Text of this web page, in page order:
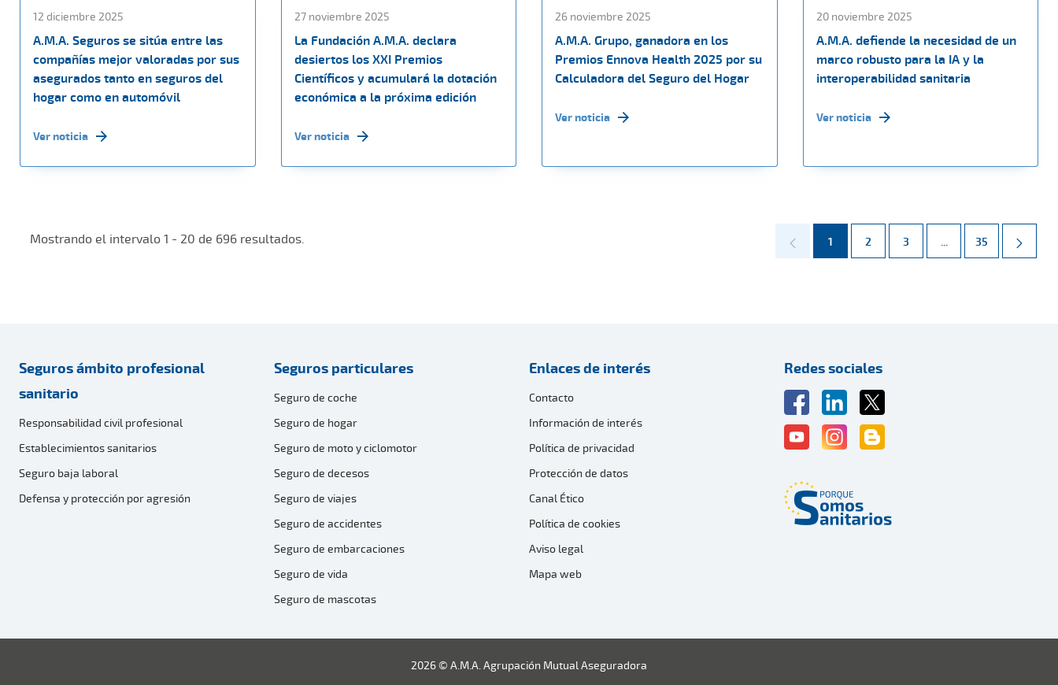
12 diciembre 2025
A.M.A. Seguros se sitúa entre las
compañías mejor valoradas por sus
asegurados tanto en seguros del
hogar como en automóvil
Ver noticia
27 noviembre 2025
La Fundación A.M.A. declara
desiertos los XXI Premios
Científicos y acumulará la dotación
económica a la próxima edición
Ver noticia
26 noviembre 2025
A.M.A. Grupo, ganadora en los
Premios Ennova Health 2025 por su
Calculadora del Seguro del Hogar
Ver noticia
20 noviembre 2025
A.M.A. defiende la necesidad de un
marco robusto para la IA y la
interoperabilidad sanitaria
Ver noticia
Mostrando el intervalo 1 - 20 de 696 resultados. Página
1 Página
2 Página
3 ... Páginas intermedias
Página
35
Seguros ámbito profesional
sanitario
Responsabilidad civil profesional
Establecimientos sanitarios
Seguro baja laboral
Defensa y protección por agresión
Seguros particulares
Seguro de coche
Seguro de hogar
Seguro de moto y ciclomotor
Seguro de decesos
Seguro de viajes
Seguro de accidentes
Seguro de embarcaciones
Seguro de vida
Seguro de mascotas
Enlaces de interés
Contacto
Información de interés
Política de privacidad
Protección de datos
Canal Ético
Política de cookies
Aviso legal
Mapa web
Redes sociales
2026 © A.M.A. Agrupación Mutual Aseguradora